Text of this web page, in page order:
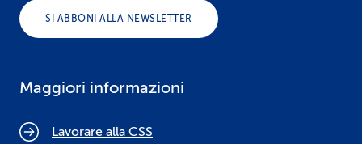
SI ABBONI ALLA NEWSLETTER
Maggiori informazioni
Lavorare alla CSS